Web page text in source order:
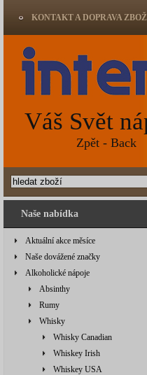
Naše nabídka
Aktuální akce měsíce
Naše dovážené značky
Alkoholické nápoje
Absinthy
Rumy
Whisky
Whisky Canadian
Whiskey Irish
Whiskey USA
KONTAKT A DOPRAVA
Váš Svět
Zpět - Back